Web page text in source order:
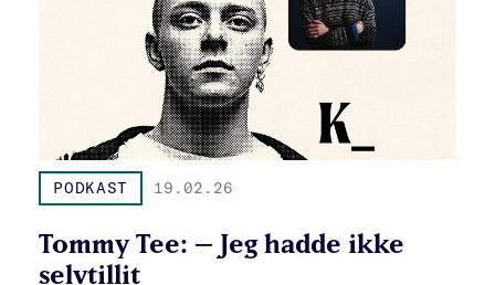
PODKAST 19.02.26
Tommy Tee: – Jeg hadde ikke
selvtillit